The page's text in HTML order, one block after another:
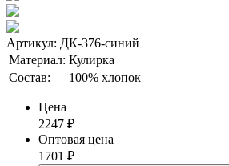
Артикул: ДК-376-синий
Материал: Кулирка
Состав:
100% хлопок
Цена
2247 ₽
Оптовая цена
1701 ₽